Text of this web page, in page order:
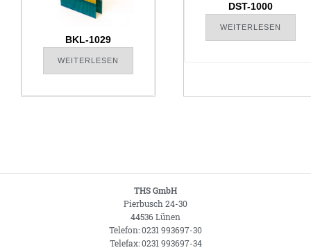
BKL-1029
WEITERLESEN
DST-1000
WEITERLESEN
THS GmbH
Pierbusch 24-30
44536 Lünen
Telefon: 0231 993697-30
Telefax: 0231 993697-34